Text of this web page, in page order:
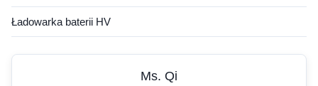
Ładowarka baterii HV
Ms. Qi